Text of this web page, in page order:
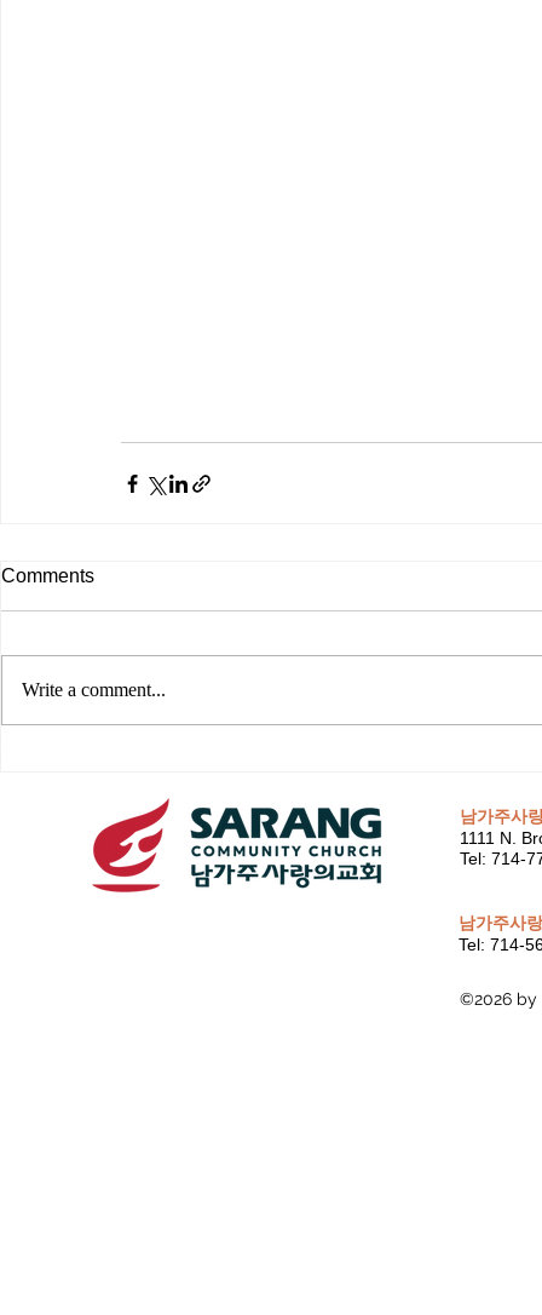
Comments
Write a comment...
남가주사
1111 N.
Tel: 714-
남가주사
Tel: 714-
©2026 by